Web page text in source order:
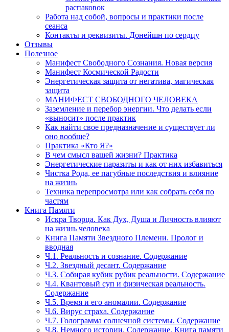
распаковок
Работа над собой, вопросы и практики после
сеанса
Контакты и реквизиты. Донейшн по сердцу
Отзывы
Полезное
Манифест Свободного Сознания. Новая версия
Манифест Космической Радости
Энергетическая защита от негатива, магическая
защита
МАНИФЕСТ СВОБОДНОГО ЧЕЛОВЕКА
Заземление и перебор энергии. Что делать если
«выносит» после практик
Как найти свое предназначение и существует ли
оно вообще?
Практика «Кто Я?»
В чем смысл вашей жизни? Практика
Энергетические паразиты и как от них избавиться
Чистка Рода, ее пагубные последствия и влияние
на жизнь
Техника перепросмотра или как собрать себя по
частям
Книга Памяти
Искра Творца. Как Дух, Душа и Личность влияют
на жизнь человека
Книга Памяти Звездного Племени. Пролог и
вводная
Ч.1. Реальность и сознание. Содержание
Ч.2. Звездный десант. Содержание
Ч.3. Собирая кубик рубик реальности. Содержание
Ч.4. Квантовый суп и физическая реальность.
Содержание
Ч.5. Время и его аномалии. Содержание
Ч.6. Вирус страха. Содержание
Ч.7. Голограмма солнечной системы. Содержание
Ч.8. Немного истории. Содержание. Книга памяти